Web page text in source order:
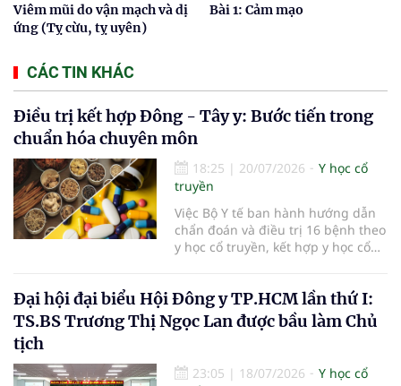
Viêm mũi do vận mạch và dị
ứng (Tỵ cừu, tỵ uyên)
Bài 1: Cảm mạo
CÁC TIN KHÁC
Điều trị kết hợp Đông - Tây y: Bước tiến trong
chuẩn hóa chuyên môn
18:25 | 20/07/2026
Y học cổ
truyền
Việc Bộ Y tế ban hành hướng dẫn
chẩn đoán và điều trị 16 bệnh theo
y học cổ truyền, kết hợp y học cổ
nhất cho các cơ sở khám, chữa
bệnh. Giá trị của tài liệu không chỉ
nằm ở việc mở rộng danh mục
đúng chỉ định, kiểm soát an toàn
Đại hội đại biểu Hội Đông y TP.HCM lần thứ I:
TS.BS Trương Thị Ngọc Lan được bầu làm Chủ
tịch
23:05 | 18/07/2026
Y học cổ